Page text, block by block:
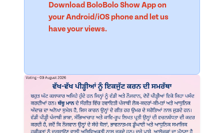
Download BoloBolo Show App on
your Android/iOS phone and let us
have your views.